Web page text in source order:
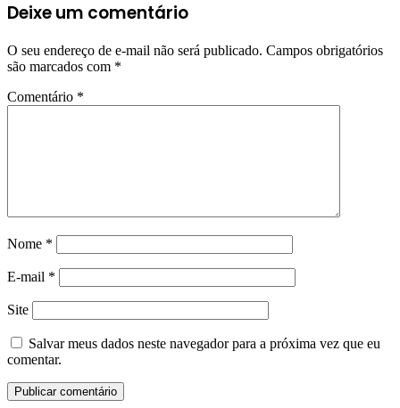
Deixe um comentário
O seu endereço de e-mail não será publicado. Campos obrigatórios
são marcados com *
Comentário *
Nome *
E-mail *
Site
Salvar meus dados neste navegador para a próxima vez que eu
comentar.